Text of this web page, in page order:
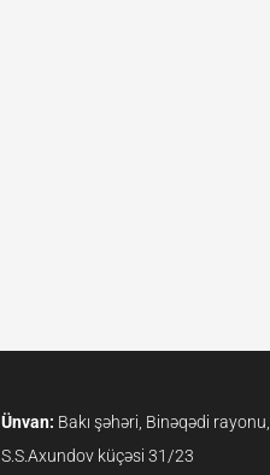
Ünvan: Bakı şəhəri, Binəqədi rayonu,
S.S.Axundov küçəsi 31/23